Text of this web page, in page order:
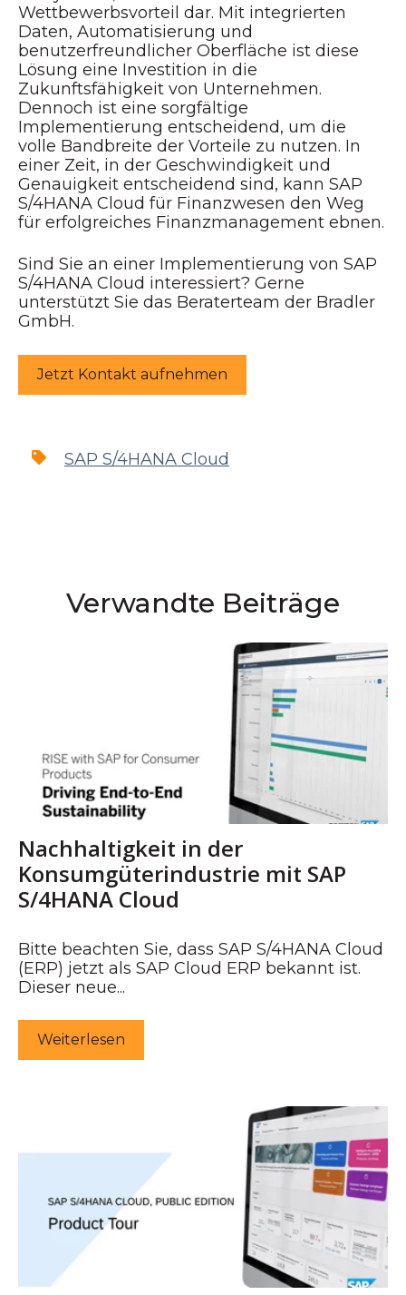
Wettbewerbsvorteil dar. Mit integrierten
Daten, Automatisierung und
benutzerfreundlicher Oberfläche ist diese
Lösung eine Investition in die
Zukunftsfähigkeit von Unternehmen.
Dennoch ist eine sorgfältige
Implementierung entscheidend, um die
volle Bandbreite der Vorteile zu nutzen. In
einer Zeit, in der Geschwindigkeit und
Genauigkeit entscheidend sind, kann SAP
S/4HANA Cloud für Finanzwesen den Weg
für erfolgreiches Finanzmanagement ebnen.
Sind Sie an einer Implementierung von SAP
S/4HANA Cloud interessiert? Gerne
unterstützt Sie das Beraterteam der Bradler
GmbH.
Jetzt Kontakt aufnehmen
SAP S/4HANA Cloud
Verwandte Beiträge
Nachhaltigkeit in der
Konsumgüterindustrie mit SAP
S/4HANA Cloud
Bitte beachten Sie, dass SAP S/4HANA Cloud
(ERP) jetzt als SAP Cloud ERP bekannt ist.
Dieser neue...
Weiterlesen